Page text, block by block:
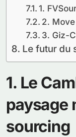
1.
2.
3. Giz-
Le futur du
1. Le
paysage
sourcing